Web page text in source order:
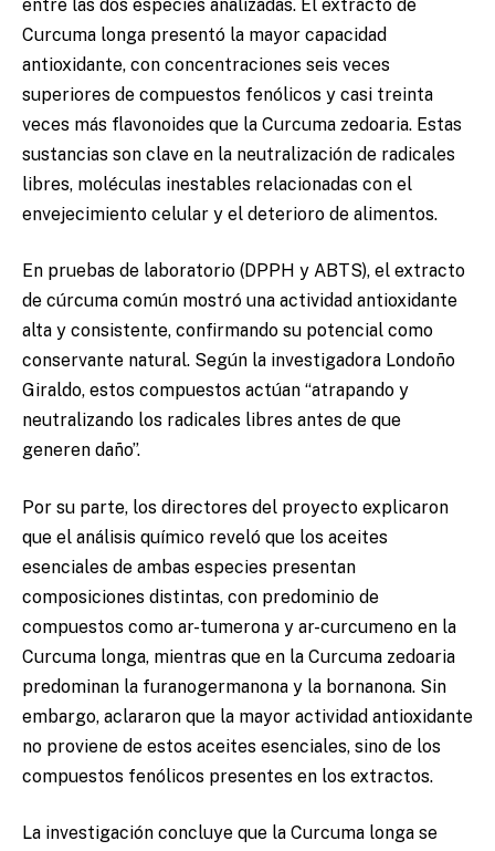
entre las dos especies analizadas. El extracto de
Curcuma longa presentó la mayor capacidad
antioxidante, con concentraciones seis veces
superiores de compuestos fenólicos y casi treinta
veces más flavonoides que la Curcuma zedoaria. Estas
sustancias son clave en la neutralización de radicales
libres, moléculas inestables relacionadas con el
envejecimiento celular y el deterioro de alimentos.
En pruebas de laboratorio (DPPH y ABTS), el extracto
de cúrcuma común mostró una actividad antioxidante
alta y consistente, confirmando su potencial como
conservante natural. Según la investigadora Londoño
Giraldo, estos compuestos actúan “atrapando y
neutralizando los radicales libres antes de que
generen daño”.
Por su parte, los directores del proyecto explicaron
que el análisis químico reveló que los aceites
esenciales de ambas especies presentan
composiciones distintas, con predominio de
compuestos como ar-tumerona y ar-curcumeno en la
Curcuma longa, mientras que en la Curcuma zedoaria
predominan la furanogermanona y la bornanona. Sin
embargo, aclararon que la mayor actividad antioxidante
no proviene de estos aceites esenciales, sino de los
compuestos fenólicos presentes en los extractos.
La investigación concluye que la Curcuma longa se